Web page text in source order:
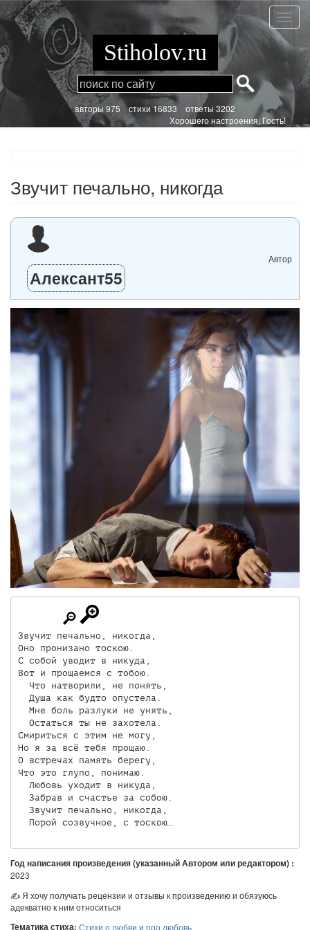
Перейти
к
основному
содержанию
Звучит
Stiholov.ru
aвторы 975стихи 16833 ответы 3202
Хорошего настроения, Гость!
Звучит печально, никогда
Автор
Алексант55
Звучит печально, никогда,
Оно пронизано тоскою.
С собой уводит в никуда,
Вот и прощаемся с тобою.
  Что натворили, не понять,
  Душа как будто опустела.
  Мне боль разлуки не унять,
  Остаться ты не захотела.
Смириться с этим не могу,
Но я за всё тебя прощаю.
О встречах память берегу,
Что это глупо, понимаю.
  Любовь уходит в никуда,
  Забрав и счастье за собою.
  Звучит печально, никогда,
  Порой созвучное, с тоскою…
Год написания произведения (указанный Автором или редактором) :
2023
✍ Я хочу получать рецензии и отзывы к произведению и обязуюсь
адекватно к ним относиться
Тематика стиха: Стихи о любви и про любовь